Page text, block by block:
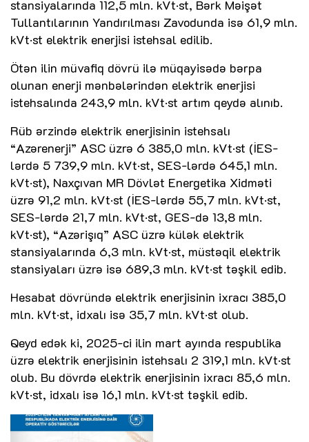
stansiyalarında 112,5 mln. kVt·st, Bərk Məişət
Tullantılarının Yandırılması Zavodunda isə 61,9 mln.
kVt·st elektrik enerjisi istehsal edilib.
Ötən ilin müvafiq dövrü ilə müqayisədə bərpa
olunan enerji mənbələrindən elektrik enerjisi
istehsalında 243,9 mln. kVt·st artım qeydə alınıb.
Rüb ərzində elektrik enerjisinin istehsalı
“Azərenerji” ASC üzrə 6 385,0 mln. kVt·st (İES-
lərdə 5 739,9 mln. kVt·st, SES-lərdə 645,1 mln.
kVt·st), Naxçıvan MR Dövlət Energetika Xidməti
üzrə 91,2 mln. kVt·st (İES-lərdə 55,7 mln. kVt·st,
SES-lərdə 21,7 mln. kVt·st, GES-də 13,8 mln.
kVt·st), “Azərişıq” ASC üzrə külək elektrik
stansiyalarında 6,3 mln. kVt·st, müstəqil elektrik
stansiyaları üzrə isə 689,3 mln. kVt·st təşkil edib.
Hesabat dövründə elektrik enerjisinin ixracı 385,0
mln. kVt·st, idxalı isə 35,7 mln. kVt·st olub.
Qeyd edək ki, 2025-ci ilin mart ayında respublika
üzrə elektrik enerjisinin istehsalı 2 319,1 mln. kVt·st
olub. Bu dövrdə elektrik enerjisinin ixracı 85,6 mln.
kVt·st, idxalı isə 16,1 mln. kVt·st təşkil edib.